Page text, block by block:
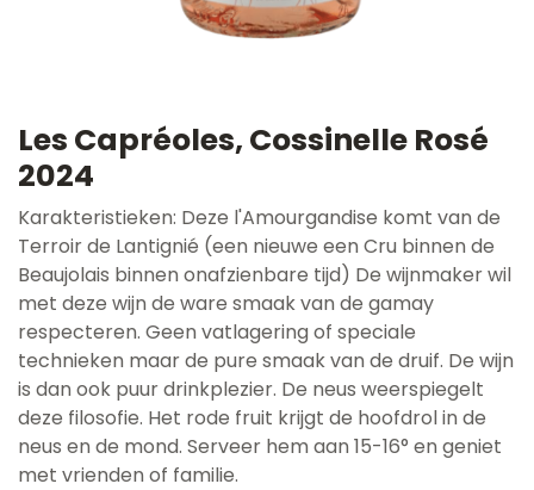
Les Capréoles, Cossinelle Rosé
2024
Karakteristieken: Deze l'Amourgandise komt van de
Terroir de Lantignié (een nieuwe een Cru binnen de
Beaujolais binnen onafzienbare tijd) De wijnmaker wil
met deze wijn de ware smaak van de gamay
respecteren. Geen vatlagering of speciale
technieken maar de pure smaak van de druif. De wijn
is dan ook puur drinkplezier. De neus weerspiegelt
deze filosofie. Het rode fruit krijgt de hoofdrol in de
neus en de mond. Serveer hem aan 15-16° en geniet
met vrienden of familie.